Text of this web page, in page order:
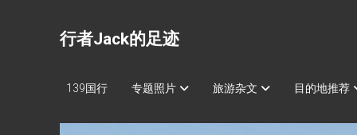
行者Jack的足迹
139国行 专题照片 旅游杂文 目的地推荐